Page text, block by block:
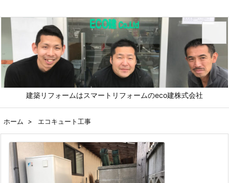
建築リフォームはスマートリフォームのeco建株式会社
メニュ
ホーム > エコキュート工事